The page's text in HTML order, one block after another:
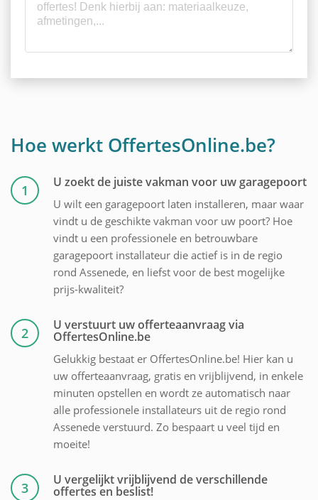
Hoe werkt OffertesOnline.be?
1 U zoekt de juiste vakman voor uw garagepoort
U wilt een garagepoort laten installeren, maar waar
vindt u de geschikte vakman voor uw poort? Hoe
vindt u een professionele en betrouwbare
garagepoort installateur die actief is in de regio
rond Assenede, en liefst voor de best mogelijke
prijs-kwaliteit?
2 U verstuurt uw offerteaanvraag via
OffertesOnline.be
Gelukkig bestaat er OffertesOnline.be! Hier kan u
uw offerteaanvraag, gratis en vrijblijvend, in enkele
minuten opstellen en wordt ze automatisch naar
alle professionele installateurs uit de regio rond
Assenede verstuurd. Zo bespaart u veel tijd en
moeite!
3 U vergelijkt vrijblijvend de verschillende
offertes en beslist!